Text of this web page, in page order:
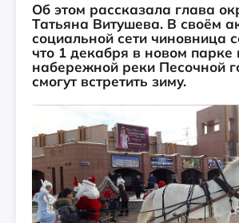
Об этом рассказала глава
Татьяна Витушева. В своём
социальной сети чиновница
что 1 декабря в новом парке
набережной реки Песочной
смогут встретить зиму.